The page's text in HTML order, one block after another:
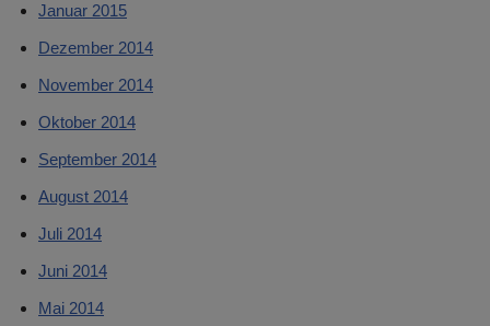
Januar 2015
Dezember 2014
November 2014
Oktober 2014
September 2014
August 2014
Juli 2014
Juni 2014
Mai 2014